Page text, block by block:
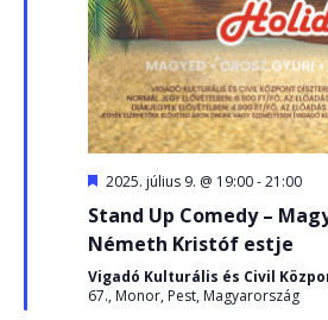
Kiemelt
2025. július 9. @ 19:00-21:00
Stand Up Comedy –
Németh Kristóf estje
Vigadó Kulturális és Civil
67., Monor, Pest, Magyarország